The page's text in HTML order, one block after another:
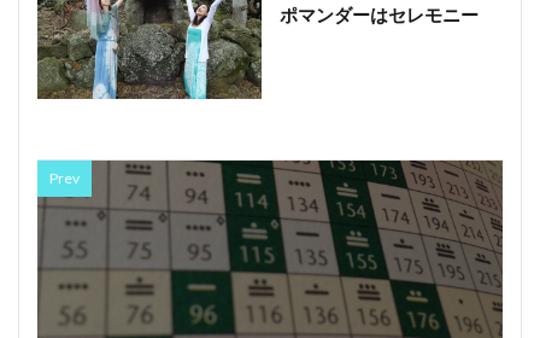
ポマンダーはセレモニー
Prev